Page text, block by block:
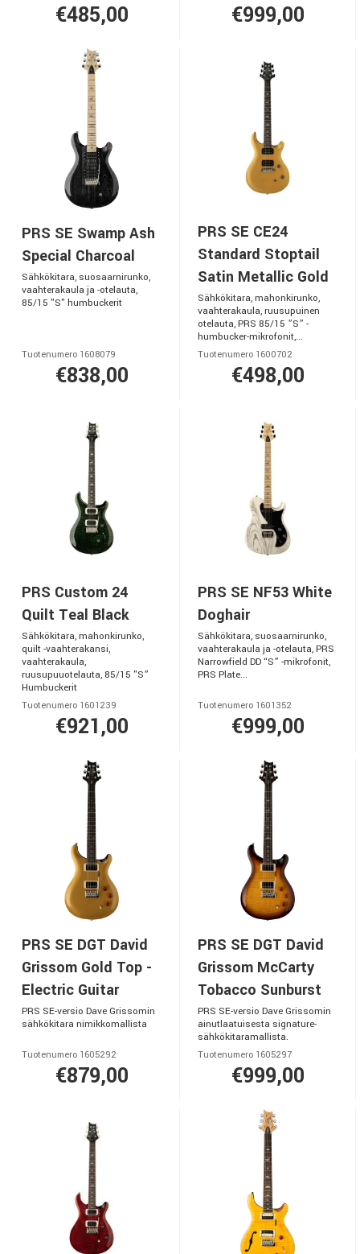
€485,00 €999,00
PRS SE Swamp Ash
Special Charcoal
Sähkökitara, suosaarnirunko,
vaahterakaula ja -otelauta,
85/15 "S" humbuckerit
Tuotenumero 1608079
€838,00
PRS SE CE24
Standard Stoptail
Satin Metallic Gold
Sähkökitara, mahonkirunko,
vaahterakaula, ruusupuinen
otelauta, PRS 85/15 ”S” -
humbucker-mikrofonit,...
Tuotenumero 1600702
€498,00
PRS Custom 24
Quilt Teal Black
Sähkökitara, mahonkirunko,
quilt -vaahterakansi,
vaahterakaula,
ruusupuuotelauta, 85/15 "S”
Humbuckerit
Tuotenumero 1601239
€921,00
PRS SE NF53 White
Doghair
Sähkökitara, suosaarnirunko,
vaahterakaula ja -otelauta, PRS
Narrowfield DD “S” -mikrofonit,
PRS Plate...
Tuotenumero 1601352
€999,00
PRS SE DGT David
Grissom Gold Top -
Electric Guitar
PRS SE-versio Dave Grissomin
sähkökitara nimikkomallista
Tuotenumero 1605292
€879,00
PRS SE DGT David
Grissom McCarty
Tobacco Sunburst
PRS SE-versio Dave Grissomin
ainutlaatuisesta signature-
sähkökitaramallista.
Tuotenumero 1605297
€999,00